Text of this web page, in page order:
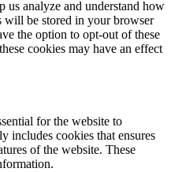
us analyze and understand how
will be stored in your browser
the option to opt-out of these
cookies may have an effect
for the website to
includes cookies that ensures
of the website. These